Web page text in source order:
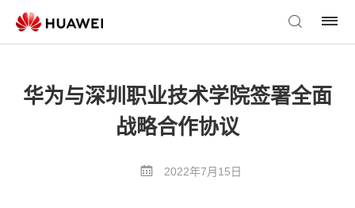
华为与深圳职业技术学院签署全面
战略合作协议
2022年7月15日